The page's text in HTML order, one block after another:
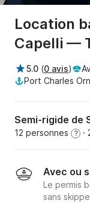
Location
Capelli —
5.0 (0 avis)
Port Charles
Semi-rigide de
12 personnes ? ·
Avec ou
Le permis
sans